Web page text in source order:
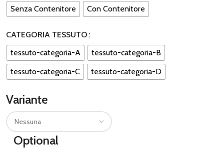
Senza Contenitore
Con Contenitore
CATEGORIA TESSUTO
tessuto-categoria-A
tessuto-categoria-B
tessuto-categoria-C
tessuto-categoria-D
Variante
Optional